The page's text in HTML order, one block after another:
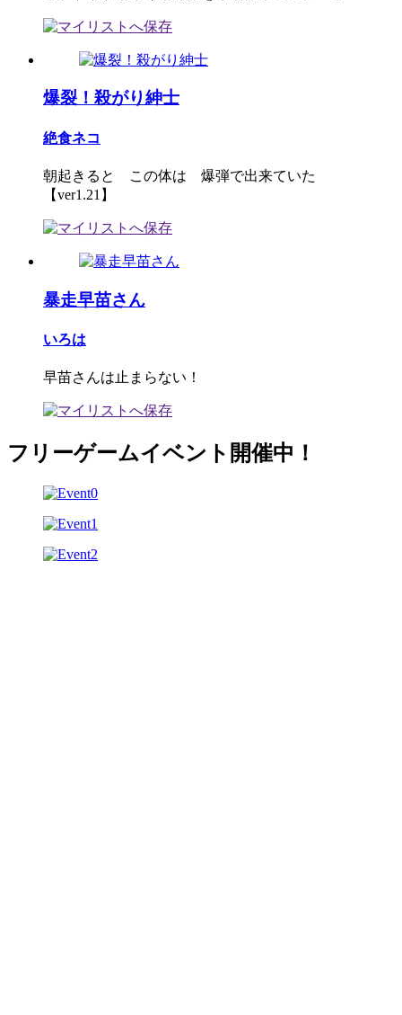
爆裂！殺がり紳士
絶食ネコ
朝起きると この体は 爆弾で出来ていた
【ver1.21】
暴走早苗さん
いろは
早苗さんは止まらない！
フリーゲームイベント開催中！